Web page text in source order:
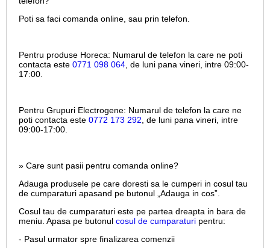
Poti sa faci comanda online, sau prin telefon.
Pentru produse Horeca: Numarul de telefon la care ne poti
contacta este 0771 098 064, de luni pana vineri, intre 09:00-
17:00.
Pentru Grupuri Electrogene: Numarul de telefon la care ne
poti contacta este 0772 173 292, de luni pana vineri, intre
09:00-17:00.
» Care sunt pasii pentru comanda online?
Adauga produsele pe care doresti sa le cumperi in cosul tau
de cumparaturi apasand pe butonul „Adauga in cos”.
Cosul tau de cumparaturi este pe partea dreapta in bara de
meniu. Apasa pe butonul cosul de cumparaturi pentru:
- Pasul urmator spre finalizarea comenzii